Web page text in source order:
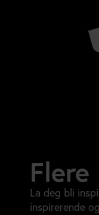
La deg bli
inspirerende